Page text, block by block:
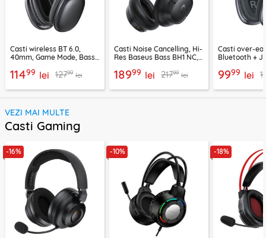
Casti wireless BT 6.0,
40mm, Game Mode, Bass
11499 lei 12799 lei
Casti Noise Cancelling, Hi-
Res Baseus Bass BH1 NC,
18999 lei 21799 lei
Casti over-
Bluetooth +
9999 lei
VEZI MAI MULTE
Casti Gaming
-16% -10% -18%